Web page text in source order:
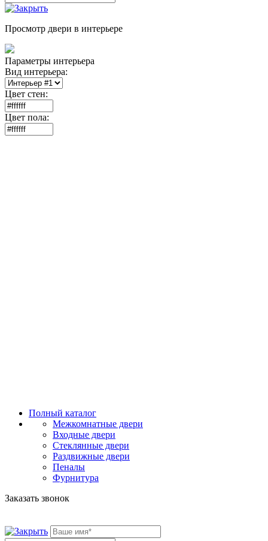
Просмотр двери в интерьере
Параметры интерьера
Вид интерьера:
Цвет стен:
Цвет пола:
Полный каталог
Межкомнатные двери
Входные двери
Стеклянные двери
Раздвижные двери
Пеналы
Фурнитура
Заказать звонок